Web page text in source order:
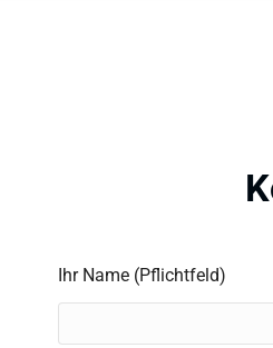
Ihr Name (Pflichtfeld)